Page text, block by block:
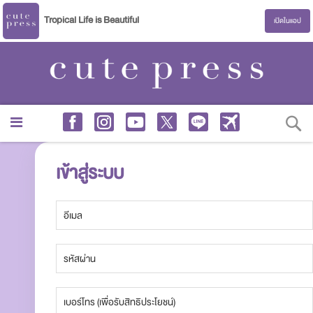
Tropical Life is Beautiful เปิดในแอป
เข้าสู่ระบบ